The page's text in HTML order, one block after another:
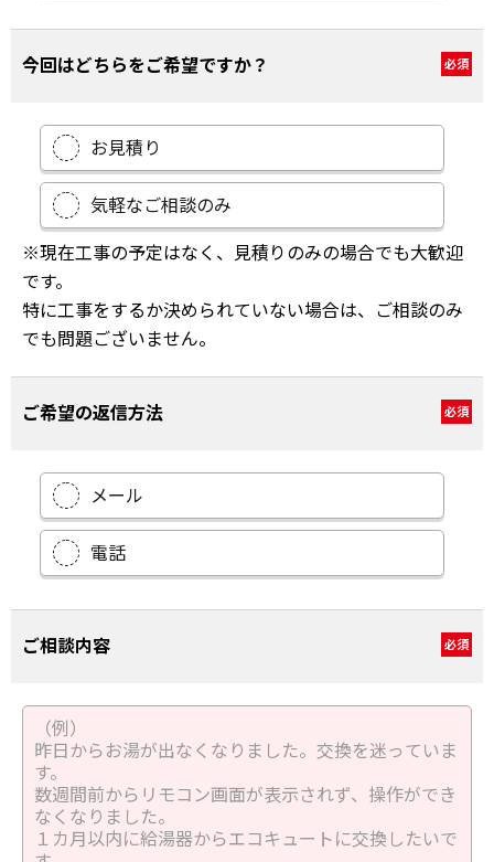
今回はどちらをご希望ですか？ 必須
お見積り
気軽なご相談のみ
※現在工事の予定はなく、見積りのみの場合でも大歓迎
です。
特に工事をするか決められていない場合は、ご相談のみ
でも問題ございません。
ご希望の返信方法 必須
メール
電話
ご相談内容 必須